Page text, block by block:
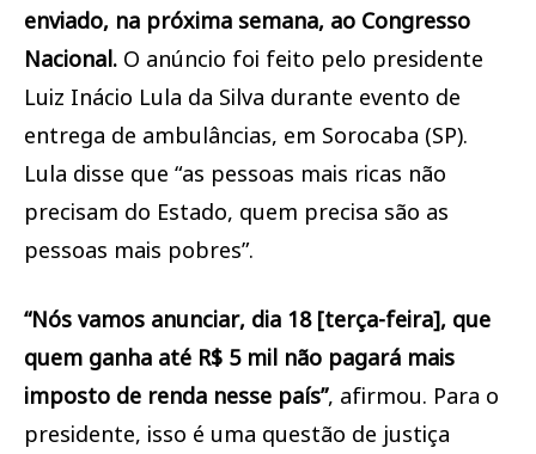
enviado, na próxima semana, ao Congresso
Nacional. O anúncio foi feito pelo presidente
Luiz Inácio Lula da Silva durante evento de
entrega de ambulâncias, em Sorocaba (SP).
Lula disse que “as pessoas mais ricas não
precisam do Estado, quem precisa são as
pessoas mais pobres”.
“Nós vamos anunciar, dia 18 [terça-feira], que
quem ganha até R$ 5 mil não pagará mais
imposto de renda nesse país”, afirmou. Para o
presidente, isso é uma questão de justiça